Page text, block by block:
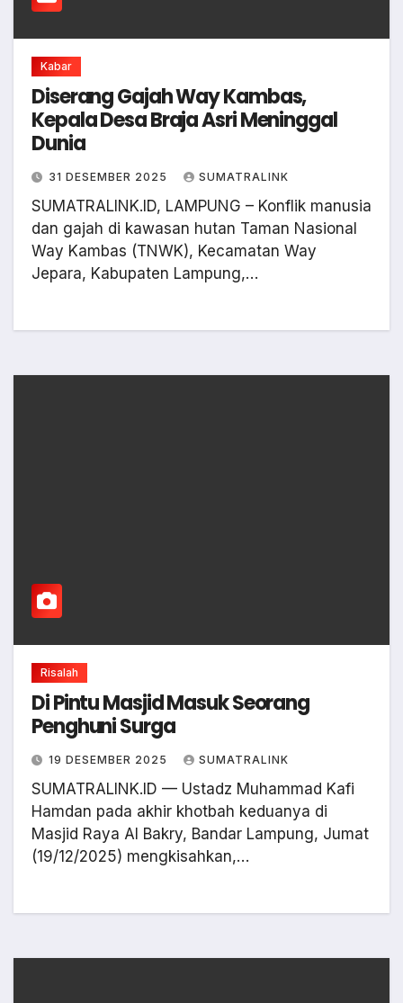
Kabar
Diserang Gajah Way Kambas,
Kepala Desa Braja Asri Meninggal
Dunia
31 DESEMBER 2025 SUMATRALINK
SUMATRALINK.ID, LAMPUNG – Konflik manusia
dan gajah di kawasan hutan Taman Nasional
Way Kambas (TNWK), Kecamatan Way
Jepara, Kabupaten Lampung,…
Risalah
Di Pintu Masjid Masuk Seorang
Penghuni Surga
19 DESEMBER 2025 SUMATRALINK
SUMATRALINK.ID — Ustadz Muhammad Kafi
Hamdan pada akhir khotbah keduanya di
Masjid Raya Al Bakry, Bandar Lampung, Jumat
(19/12/2025) mengkisahkan,…